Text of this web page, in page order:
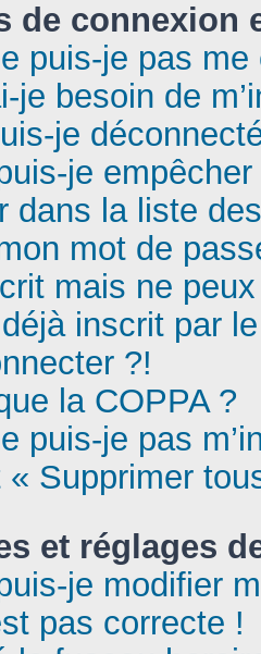
de connexion
puis-je pas
je besoin de
je
je
dans la liste
mot de
mais ne
inscrit par
?!
la COPPA ?
puis-je pas
Supprimer
et réglages
je modifier
pas correcte !